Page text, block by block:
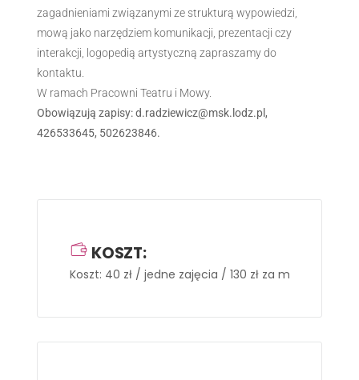
zagadnieniami związanymi ze strukturą wypowiedzi,
mową jako narzędziem komunikacji, prezentacji czy
interakcji, logopedią artystyczną zapraszamy do
kontaktu.
W ramach Pracowni Teatru i Mowy.
Obowiązują zapisy: d.radziewicz@msk.lodz.pl,
426533645, 502623846.
KOSZT:
Koszt: 40 zł / jedne zajęcia / 130 zł za miesiąc